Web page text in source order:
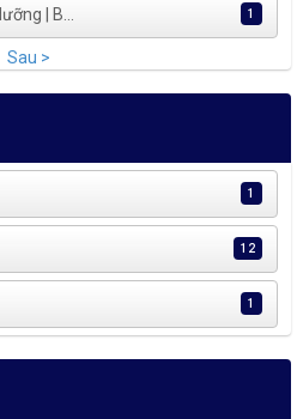
| B... 1
Sau >
1
12
1